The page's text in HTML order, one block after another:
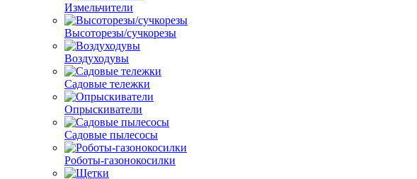
Измельчители
Высоторезы/сучкорезы
Воздуходувы
Садовые тележки
Опрыскиватели
Садовые пылесосы
Роботы-газонокосилки